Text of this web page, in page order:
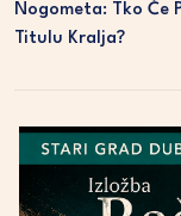
Nogometa: Tko Će
Titulu Kralja?